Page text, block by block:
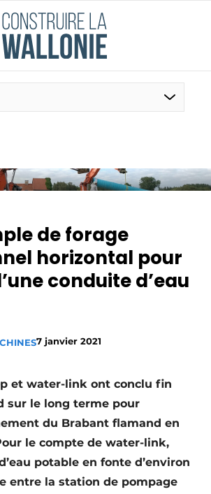
une offre d’emploi
statement
l’événement
de forage
horizontal pour
conduite d’eau
7 janvier 2021
et water-link ont conclu fin
sur le long terme pour
du Brabant flamand en
le compte de water-link,
potable en fonte d’environ
entre la station de pompage